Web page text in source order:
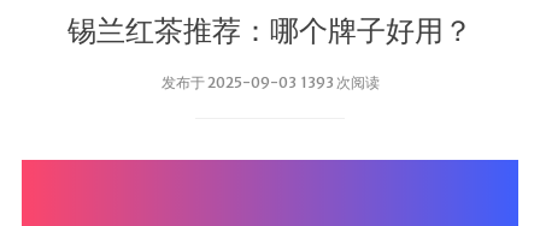
锡兰红茶推荐：哪个牌子好用？
发布于 2025-09-03 1393 次阅读
首页